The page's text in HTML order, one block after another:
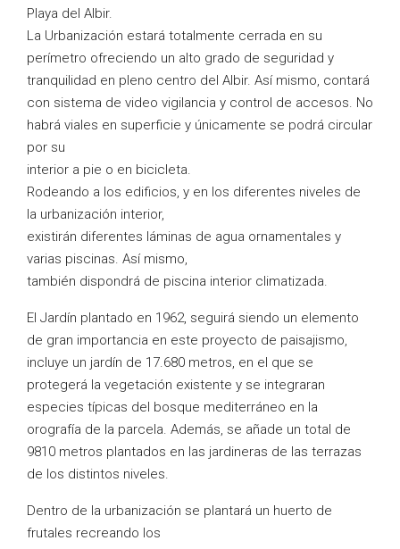
Playa del Albir.
La Urbanización estará totalmente cerrada en su
perímetro ofreciendo un alto grado de seguridad y
tranquilidad en pleno centro del Albir. Así mismo, contará
con sistema de video vigilancia y control de accesos. No
habrá viales en superficie y únicamente se podrá circular
por su
interior a pie o en bicicleta.
Rodeando a los edificios, y en los diferentes niveles de
la urbanización interior,
existirán diferentes láminas de agua ornamentales y
varias piscinas. Así mismo,
también dispondrá de piscina interior climatizada.
El Jardín plantado en 1962, seguirá siendo un elemento
de gran importancia en este proyecto de paisajismo,
incluye un jardín de 17.680 metros, en el que se
protegerá la vegetación existente y se integraran
especies típicas del bosque mediterráneo en la
orografía de la parcela. Además, se añade un total de
9810 metros plantados en las jardineras de las terrazas
de los distintos niveles.
Dentro de la urbanización se plantará un huerto de
frutales recreando los